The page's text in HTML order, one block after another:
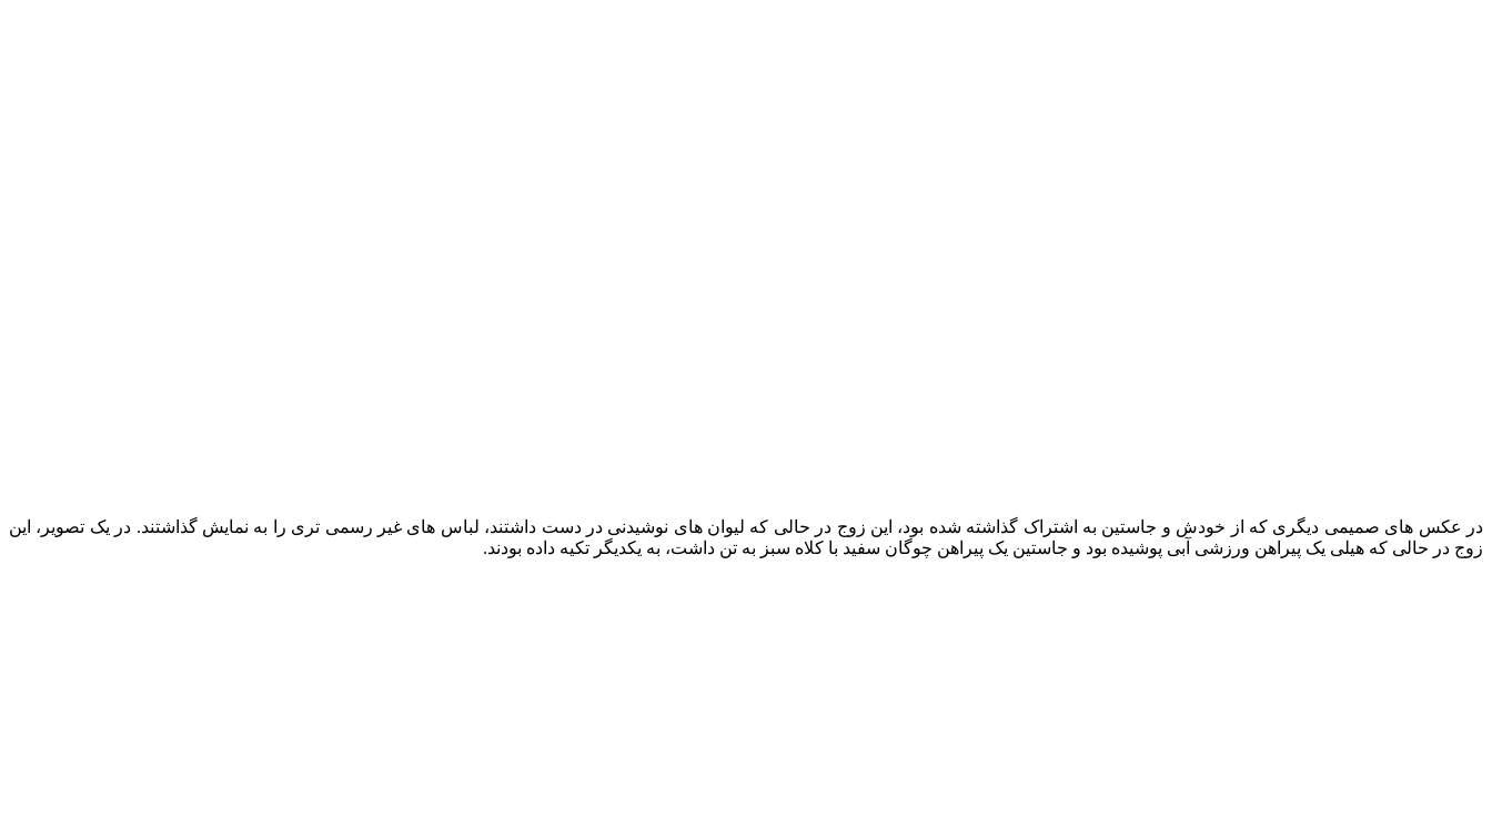
در عکس‌ های صمیمی دیگری که از خودش و جاستین به اشتراک گذاشته شده بود، این زوج در حالی که لیوان‌ های نوشیدنی در دست داشتند، لباس‌ های غیر رسمی‌ تری را به نمایش گذاشتند. در یک تصویر، این
زوج در حالی که هیلی یک پیراهن ورزشی آبی پوشیده بود و جاستین یک پیراهن چوگان سفید با کلاه سبز به تن داشت، به یکدیگر تکیه داده بودند.